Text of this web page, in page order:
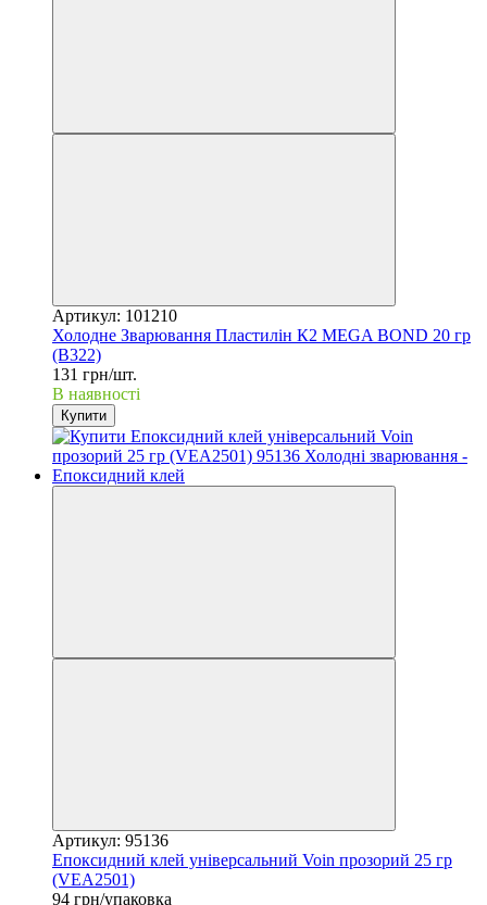
Артикул: 101210
Холодне Зварювання Пластилін К2 MEGA BOND 20 гр
(B322)
131 грн/шт.
В наявності
Купити
Артикул: 95136
Епоксидний клей універсальний Voin прозорий 25 гр
(VEA2501)
94 грн/упаковка